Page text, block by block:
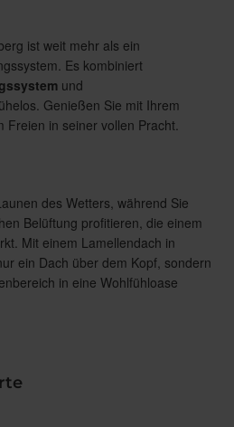
ist weit mehr als ein
Es kombiniert
und
Genießen Sie mit Ihrem
in seiner vollen Pracht.
des Wetters, während Sie
Belüftung profitieren, die einem
Mit einem Lamellendach in
ein Dach über dem Kopf, sondern
in eine Wohlfühloase